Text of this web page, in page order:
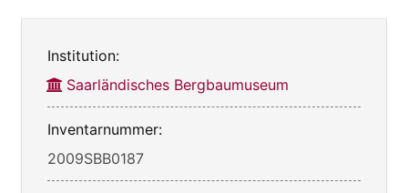
Institution:
Saarländisches Bergbaumuseum
Inventarnummer:
2009SBB0187